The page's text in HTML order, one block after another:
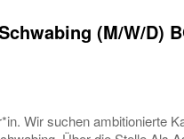
(M/W/D)
Wir suchen ambitionierte